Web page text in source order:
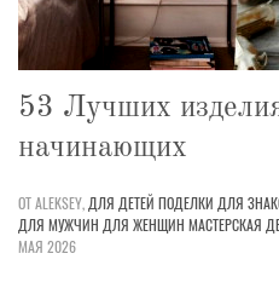
53 Лучших
начинающих
ОТ ALEKSEY, ДЛЯ ДЕТЕЙ ПОДЕЛКИ ДЛЯ
ДЛЯ МУЖЧИН ДЛЯ ЖЕНЩИН МАСТЕРСКАЯ
МАЯ 2026